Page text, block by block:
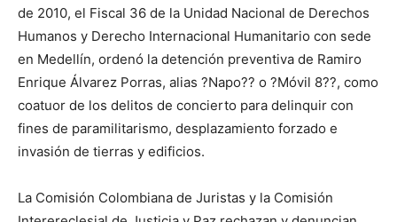
de 2010, el Fiscal 36 de la Unidad Nacional de Derechos
Humanos y Derecho Internacional Humanitario con sede
en Medellín, ordenó la detención preventiva de Ramiro
Enrique Álvarez Porras, alias ?Napo?? o ?Móvil 8??, como
coatuor de los delitos de concierto para delinquir con
fines de paramilitarismo, desplazamiento forzado e
invasión de tierras y edificios.
La Comisión Colombiana de Juristas y la Comisión